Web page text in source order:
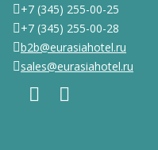
+7 (345) 255-00-25
+7 (345) 255-00-28
b2b@eurasiahotel.ru
sales@eurasiahotel.ru